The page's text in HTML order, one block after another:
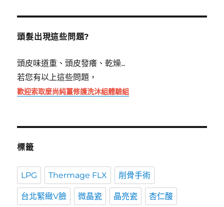
鍵
頭髮出現這些問題?
頭皮味道重、頭皮發癢、乾燥..
若您有以上這些問題，
歡迎索取麼尚純薑修護洗沐組體驗組
標籤
LPG Thermage FLX 削骨手術
台北緊緻V臉 微晶瓷 晶亮瓷 杏仁酸